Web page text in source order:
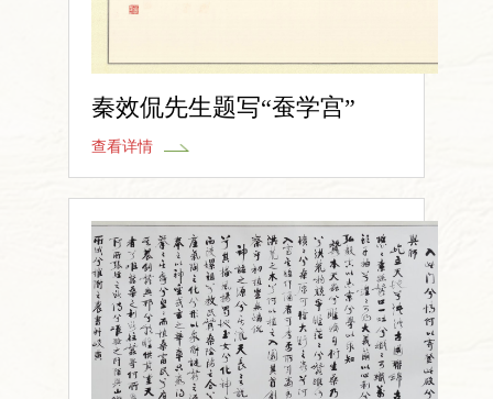
秦效侃先生题写“蚕学宫”
查看详情